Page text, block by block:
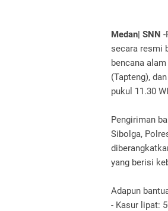
Medan| SNN -
secara resmi
bencana
(Tapteng),
pukul 11.30
Pengiriman
Sibolga,
yang berisi
Adapun
- Kasur lipat: